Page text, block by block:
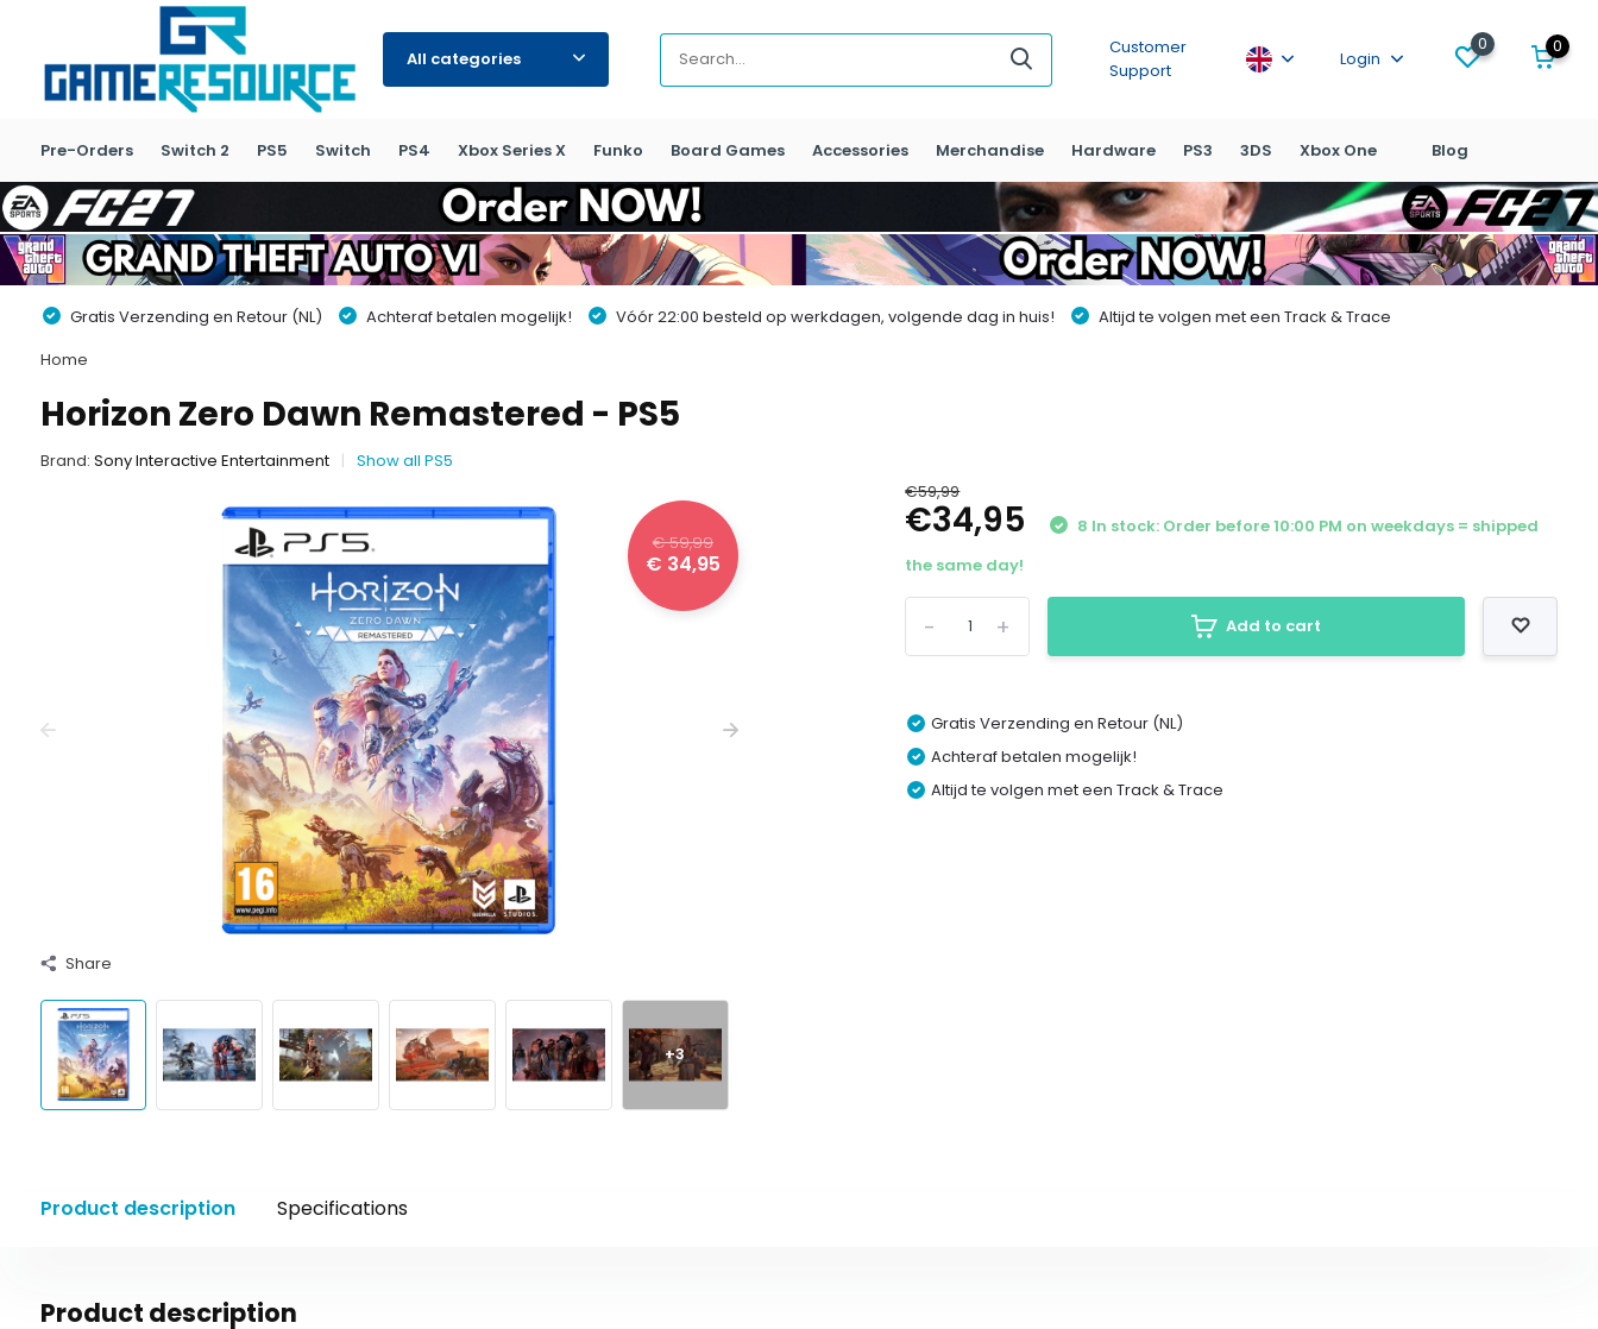
All categories
Customer
Support
Login
0 0
Pre-Orders Switch 2 PS5 Switch PS4 Xbox Series X Funko Board Games Accessories Merchandise Hardware PS3 3DS Xbox One Blog
Gratis Verzending en Retour (NL) Achteraf betalen mogelijk! Vóór 22:00 besteld op werkdagen, volgende dag in huis!
Altijd te volgen met een Track & Trace
Home
Horizon Zero Dawn Remastered - PS5
Brand: Sony Interactive Entertainment Show all PS5
€ 59,99
€ 34,95
Share
+3
€59,99
€34,95
8 In stock: Order before 10:00 PM on weekdays = shipped
the same day!
+
- Add to cart
Gratis Verzending en Retour (NL)
Achteraf betalen mogelijk!
Altijd te volgen met een Track & Trace
Product description Specifications
Product description